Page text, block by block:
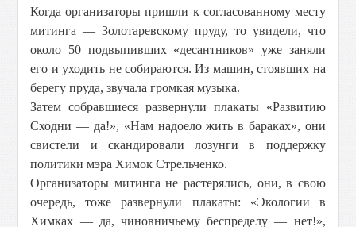
Когда организаторы пришли к согласованному месту
митинга — Золотаревскому пруду, то увидели, что
около 50 подвыпивших «десантников» уже заняли
его и уходить не собираются. Из машин, стоявших на
берегу пруда, звучала громкая музыка.
Затем собравшиеся развернули плакаты «Развитию
Сходни — да!», «Нам надоело жить в бараках», они
свистели и скандировали лозунги в поддержку
политики мэра Химок Стрельченко.
Организаторы митинга не растерялись, они, в свою
очередь, тоже развернули плакаты: «Экологии в
Химках — да, чиновничьему беспределу — нет!»,